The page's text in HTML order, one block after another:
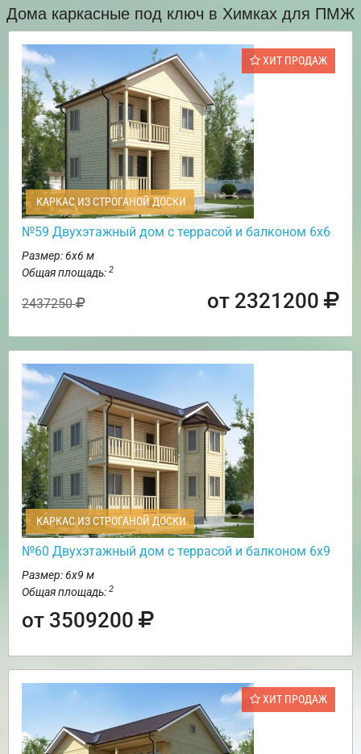
Дома каркасные под ключ в Химках для ПМЖ
ХИТ ПРОДАЖ
КАРКАС ИЗ СТРОГАНОЙ ДОСКИ
№59 Двухэтажный дом с террасой и балконом 6х6
Размер: 6х6 м
Общая площадь: 2
2437250 от 2321200
КАРКАС ИЗ СТРОГАНОЙ ДОСКИ
№60 Двухэтажный дом с террасой и балконом 6х9
Размер: 6х9 м
Общая площадь: 2
от 3509200
ХИТ ПРОДАЖ